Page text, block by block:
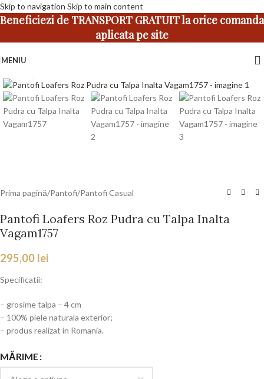
Skip to navigation Skip to main content
Beneficiezi de TRANSPORT GRATUIT la orice comanda
aplicata pe site
MENIU
Prima pagină/Pantofi/Pantofi Casual
Pantofi Loafers Roz Pudra cu Talpa Inalta
Vagam1757
295,00 lei
Specificatii:
– grosime talpa – 4 cm
– 100% piele naturala exterior;
– produs realizat in Romania.
MĂRIME